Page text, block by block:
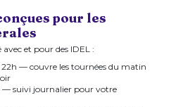
pour les
et pour des IDEL :
22h — couvre les tournées du matin
— suivi journalier pour votre